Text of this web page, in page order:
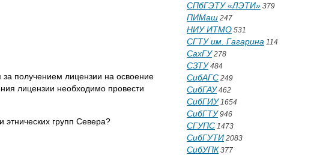
получением лицензии на освоение
лицензии необходимо провести
этнических групп Севера?
СПбГЭТУ «ЛЭТИ» 379
ПИМаш 247
НИУ ИТМО 531
СГТУ им. Гагарина 114
СахГУ278
СЗТУ484
СибАГС 249
СибГАУ462
СибГИУ1654
СибГТУ946
СГУПС 1473
СибГУТИ 2083
СибУПК 377